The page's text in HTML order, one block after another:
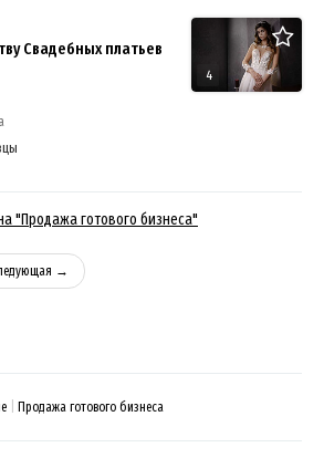
4
Свадебных платьев
"Продажа готового бизнеса"
→
Продажа готового бизнеса